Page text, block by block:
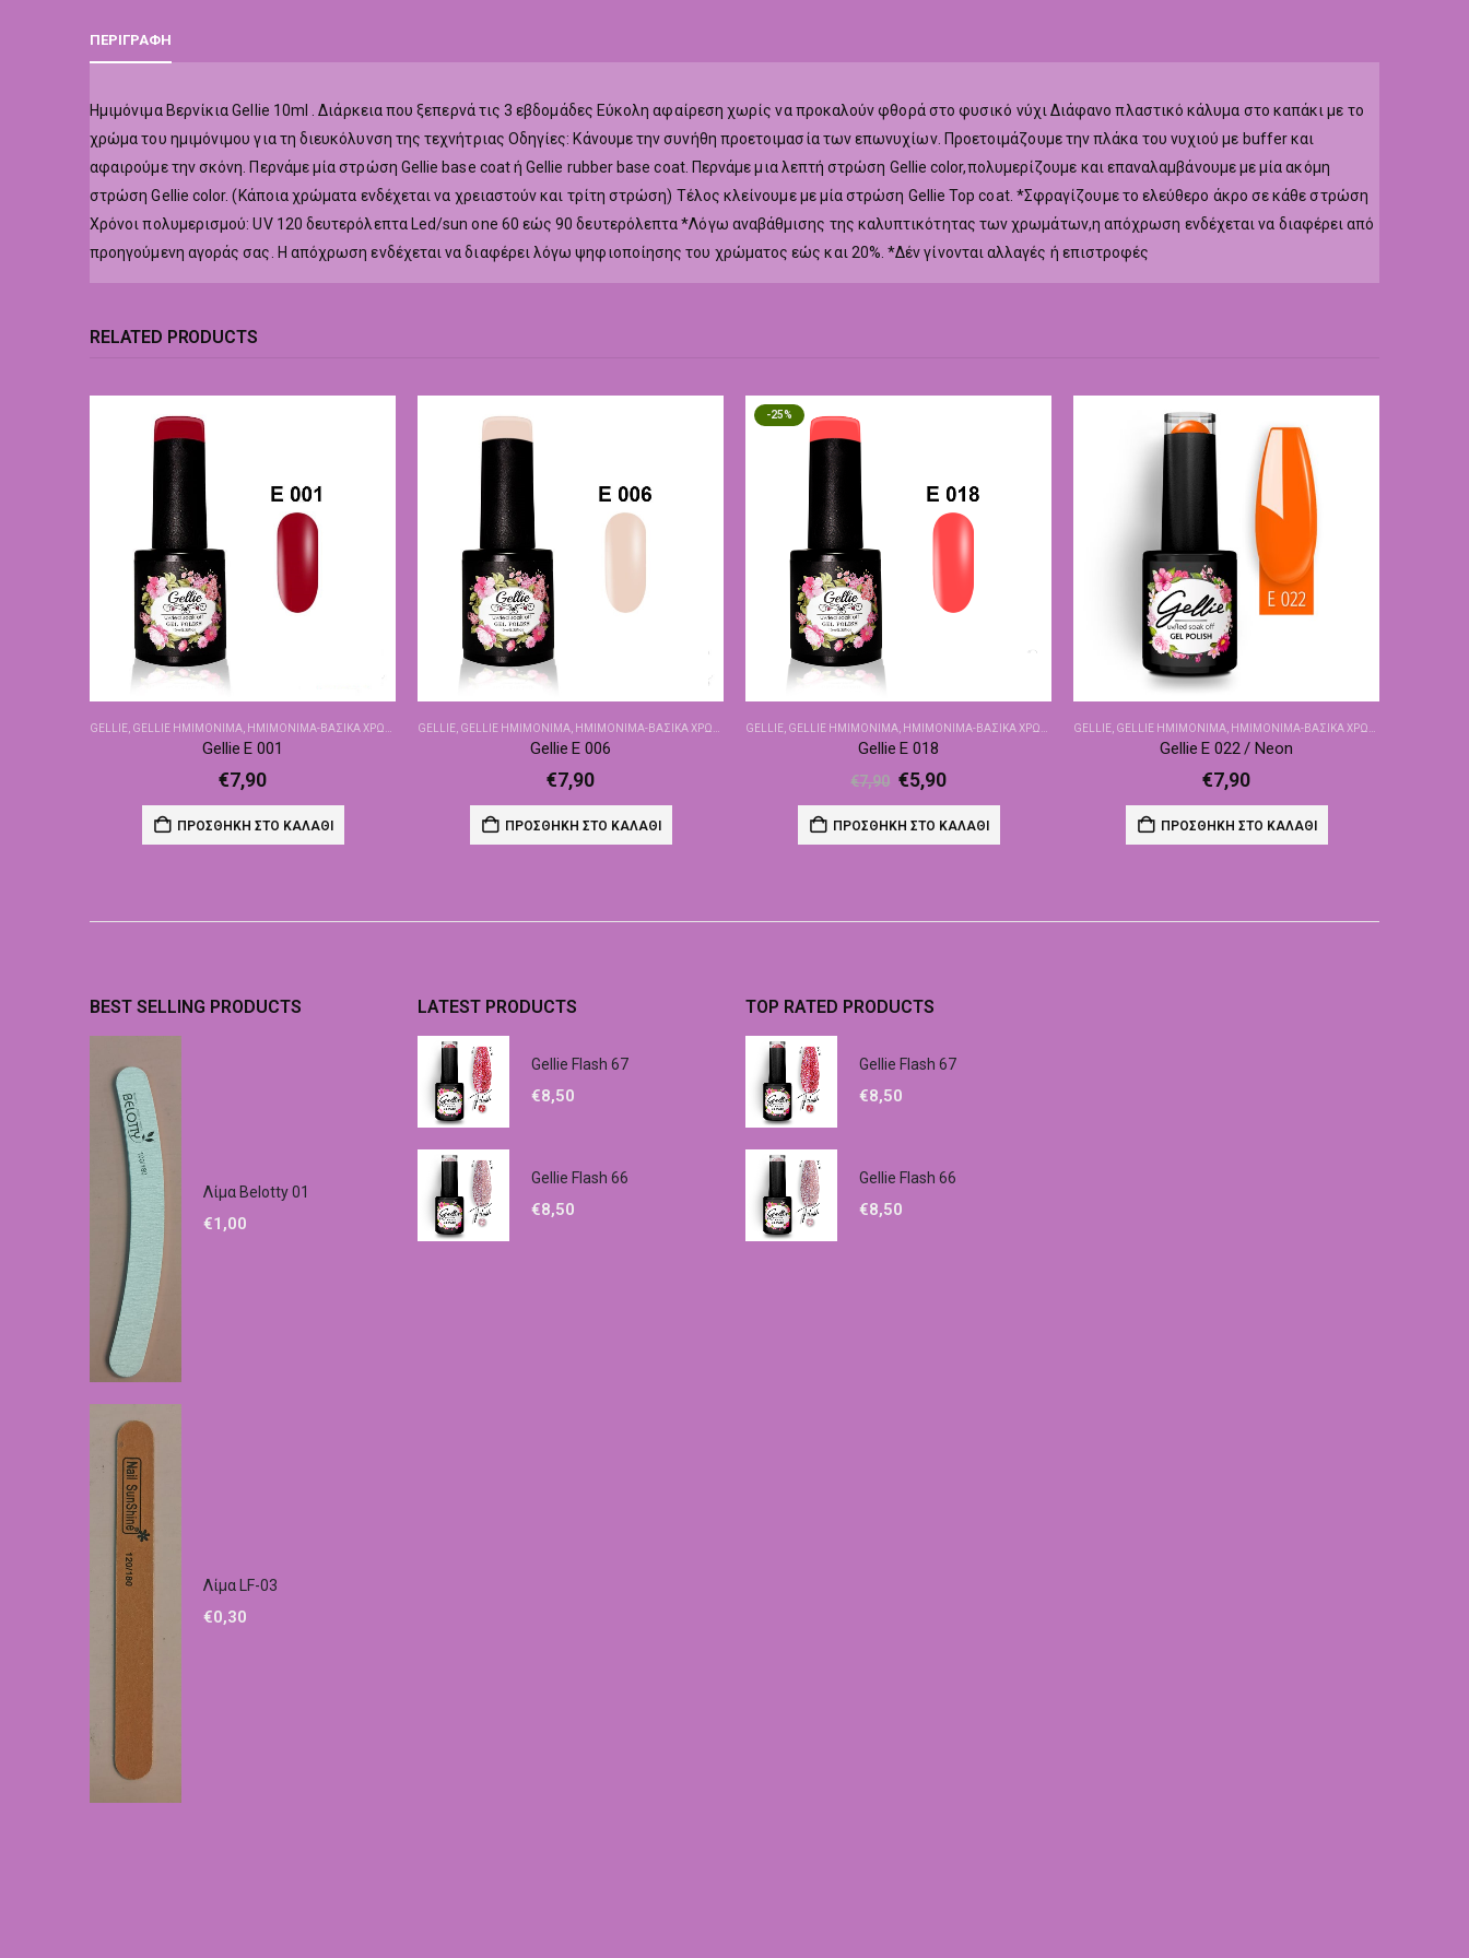
ΠΕΡΙΓΡΑΦΉ
Hμιμόνιμα Βερνίκια Gellie 10ml . Διάρκεια που ξεπερνά τις 3 εβδομάδες Εύκολη αφαίρεση χωρίς να προκαλούν φθορά στο φυσικό νύχι Διάφανο πλαστικό κάλυμα στο καπάκι με το
χρώμα του ημιμόνιμου για τη διευκόλυνση της τεχνήτριας Οδηγίες: Κάνουμε την συνήθη προετοιμασία των επωνυχίων. Προετοιμάζουμε την πλάκα του νυχιού με buffer και
αφαιρούμε την σκόνη. Περνάμε μία στρώση Gellie base coat ή Gellie rubber base coat. Περνάμε μια λεπτή στρώση Gellie color,πολυμερίζουμε και επαναλαμβάνουμε με μία ακόμη
στρώση Gellie color. (Κάποια χρώματα ενδέχεται να χρειαστούν και τρίτη στρώση) Τέλος κλείνουμε με μία στρώση Gellie Top coat. *Σφραγίζουμε το ελεύθερο άκρο σε κάθε στρώση
Χρόνοι πολυμερισμού: UV 120 δευτερόλεπτα Led/sun one 60 εώς 90 δευτερόλεπτα *Λόγω αναβάθμισης της καλυπτικότητας των χρωμάτων,η απόχρωση ενδέχεται να διαφέρει από
προηγούμενη αγοράς σας. Η απόχρωση ενδέχεται να διαφέρει λόγω ψηφιοποίησης του χρώματος εώς και 20%. *Δέν γίνονται αλλαγές ή επιστροφές
RELATED PRODUCTS
GELLIE, GELLIE ΗΜΙΜΌΝΙΜΑ, ΗΜΙΜΌΝΙΜΑ-ΒΑΣΙΚΆ ΧΡΏΜΑΤΑ
Gellie E 001
€7,90
ΠΡΟΣΘΉΚΗ ΣΤΟ ΚΑΛΆΘΙ
GELLIE, GELLIE ΗΜΙΜΌΝΙΜΑ, ΗΜΙΜΌΝΙΜΑ-ΒΑΣΙΚΆ ΧΡΏΜΑΤΑ
Gellie E 006
€7,90
ΠΡΟΣΘΉΚΗ ΣΤΟ ΚΑΛΆΘΙ
-25%
GELLIE, GELLIE ΗΜΙΜΌΝΙΜΑ, ΗΜΙΜΌΝΙΜΑ-ΒΑΣΙΚΆ ΧΡΏΜΑΤΑ
Gellie E 018
€7,90 €5,90
ΠΡΟΣΘΉΚΗ ΣΤΟ ΚΑΛΆΘΙ
GELLIE, GELLIE ΗΜΙΜΌΝΙΜΑ, ΗΜΙΜΌΝΙΜΑ-ΒΑΣΙΚΆ ΧΡΏΜΑΤΑ
Gellie E 022 / Neon
€7,90
ΠΡΟΣΘΉΚΗ ΣΤΟ ΚΑΛΆΘΙ
BEST SELLING PRODUCTS
Λίμα Belotty 01
€1,00
Λίμα LF-03
€0,30
LATEST PRODUCTS
Gellie Flash 67
€8,50
Gellie Flash 66
€8,50
TOP RATED PRODUCTS
Gellie Flash 67
€8,50
Gellie Flash 66
€8,50